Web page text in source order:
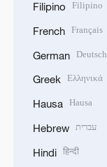
Filipino Filipino
French Français
German Deutsch
Greek Ελληνικά
Hausa Hausa
Hebrew עברית
Hindi हिन्दी